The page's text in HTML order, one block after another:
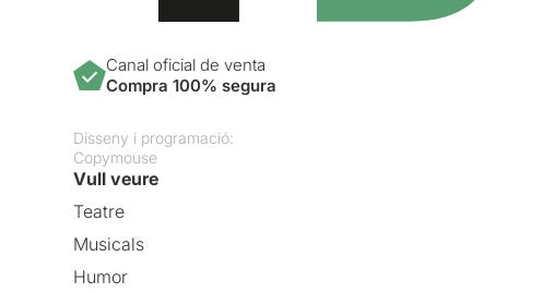
Canal oficial de venta
Compra 100% segura
Disseny i programació:
Copymouse
Vull veure
Teatre
Musicals
Humor